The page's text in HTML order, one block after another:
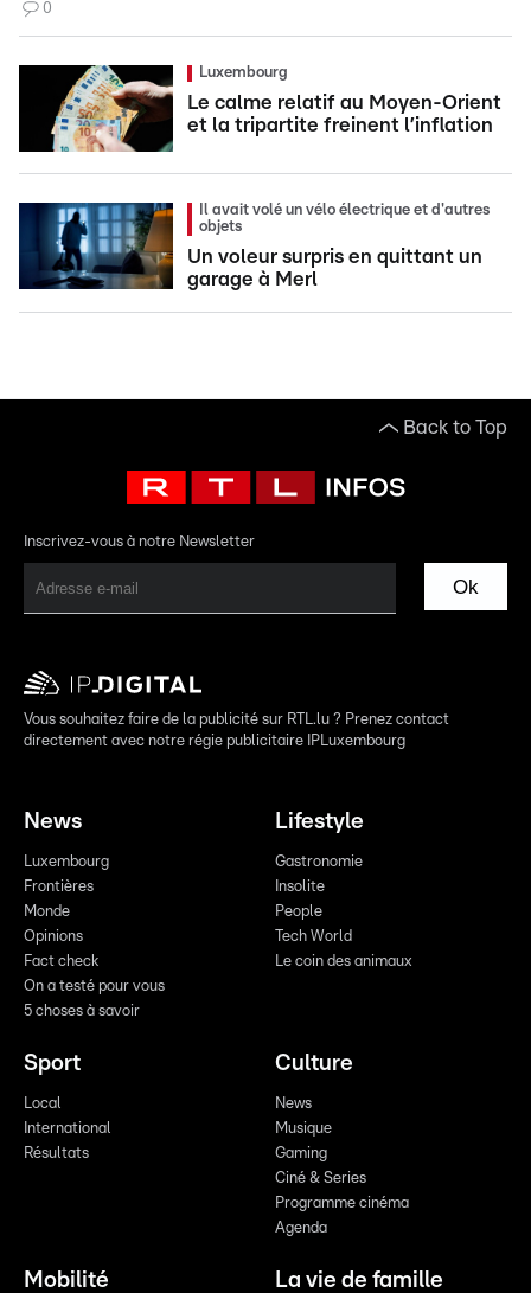
0
Luxembourg
Le calme relatif au Moyen-Orient
et la tripartite freinent l’inflation
Il avait volé un vélo électrique et d'autres
objets
Un voleur surpris en quittant un
garage à Merl
Back to Top
Inscrivez-vous à notre Newsletter
Ok
Vous souhaitez faire de la publicité sur RTL.lu ? Prenez contact
directement avec notre régie publicitaire IPLuxembourg
News
Luxembourg
Frontières
Monde
Opinions
Fact check
On a testé pour vous
5 choses à savoir
Lifestyle
Gastronomie
Insolite
People
Tech World
Le coin des animaux
Sport
Local
International
Résultats
Culture
News
Musique
Gaming
Ciné & Series
Programme cinéma
Agenda
Mobilité La vie de famille